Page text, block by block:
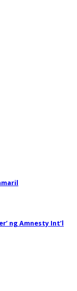
ng Amnesty Int’l